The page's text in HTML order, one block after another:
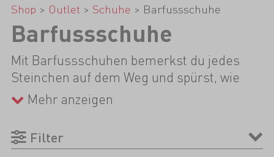
Shop > Outlet > Schuhe > Barfussschuhe
Barfussschuhe
Mit Barfussschuhen bemerkst du jedes
Steinchen auf dem Weg und spürst, wie
weich Waldboden und wie hart Asphalt sich
anfühlt. Mit jedem Schritt müssen die
Muskeln in deinem Fuss arbeiten und
ausbalancieren und werden entsprechend
Mehr anzeigen
Filter